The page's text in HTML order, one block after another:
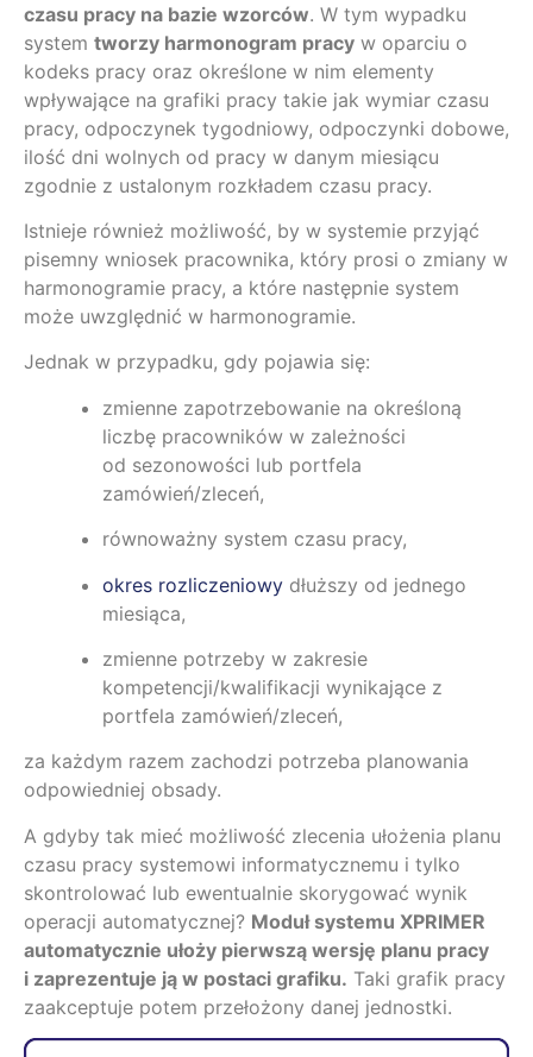
czasu pracy na bazie wzorców. W tym wypadku
system tworzy harmonogram pracy w oparciu o
kodeks pracy oraz określone w nim elementy
wpływające na grafiki pracy takie jak wymiar czasu
pracy, odpoczynek tygodniowy, odpoczynki dobowe,
ilość dni wolnych od pracy w danym miesiącu
zgodnie z ustalonym rozkładem czasu pracy.
Istnieje również możliwość, by w systemie przyjąć
pisemny wniosek pracownika, który prosi o zmiany w
harmonogramie pracy, a które następnie system
może uwzględnić w harmonogramie.
Jednak w przypadku, gdy pojawia się:
zmienne zapotrzebowanie na określoną
liczbę pracowników w zależności
od sezonowości lub portfela
zamówień/zleceń,
równoważny system czasu pracy,
okres rozliczeniowy dłuższy od jednego
miesiąca,
zmienne potrzeby w zakresie
kompetencji/kwalifikacji wynikające z
portfela zamówień/zleceń,
za każdym razem zachodzi potrzeba planowania
odpowiedniej obsady.
A gdyby tak mieć możliwość zlecenia ułożenia planu
czasu pracy systemowi informatycznemu i tylko
skontrolować lub ewentualnie skorygować wynik
operacji automatycznej? Moduł systemu XPRIMER
automatycznie ułoży pierwszą wersję planu pracy
i zaprezentuje ją w postaci grafiku. Taki grafik pracy
zaakceptuje potem przełożony danej jednostki.